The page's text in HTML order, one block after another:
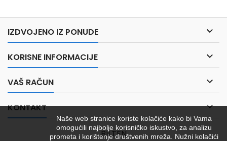
IZDVOJENO IZ PONUDE 
KORISNE INFORMACIJE 
VAŠ RAČUN 
KONTAKT 
Naše web stranice koriste kolačiće kako bi Vama
omogućili najbolje korisničko iskustvo, za analizu
prometa i korištenje društvenih mreža. Nužni kolačići
BILTEN